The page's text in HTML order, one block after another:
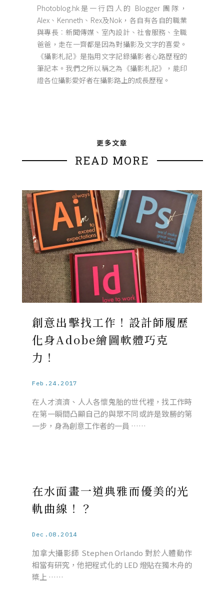
Photoblog.hk是一行四人的 Blogger 團隊，
Alex、Kenneth、Rex及Nok，各自有各自的職業
與專長︰新聞傳媒、室內設計、社會服務、全職
爸爸，走在一齊都是因為對攝影及文字的喜愛。
《攝影札記》是指用文字記錄攝影者心路歷程的
筆記本。我們之所以稱之為《攝影札記》，能印
證各位攝影愛好者在攝影路上的成長歷程。
更多文章
READ MORE
創意出擊找工作！設計師履歷
化身Adobe繪圖軟體巧克
力！
Feb.24.2017
在人才濟濟、人人各懷鬼胎的世代裡，找工作時
在第一瞬間凸顯自己的與眾不同或許是致勝的第
一步，身為創意工作者的一員 ……
在水面畫一道典雅而優美的光
軌曲線！？
Dec.08.2014
加拿大攝影師 Stephen Orlando 對於人體動作
相當有研究，他把程式化的 LED 燈貼在獨木舟的
槳上 ……